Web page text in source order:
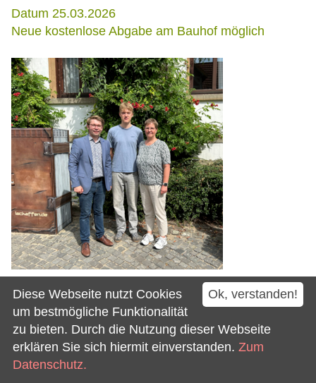
Datum 25.03.2026
Neue kostenlose Abgabe am Bauhof möglich
Ausbildungsstart bei der
Gemeinde Westerkappeln
Datum 06.08.2026
Eric Schmidt beginnt seine Ausbildung zum
Ok, verstanden!
Diese Webseite nutzt Cookies
um bestmögliche Funktionalität
zu bieten. Durch die Nutzung dieser Webseite
erklären Sie sich hiermit einverstanden. Zum
Datenschutz.